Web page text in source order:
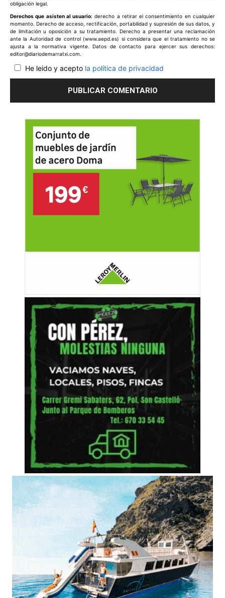
obligación legal.
Derechos que asisten al usuario: derecho a retirar el consentimiento en cualquier
momento. Derecho de acceso, rectificación, portabilidad y supresión de sus datos, y
de limitación u oposición a su tratamiento. Derecho a presentar una reclamación
ante la Autoridad de control (www.aepd.es) si considera que el tratamiento no se
ajusta a la normativa vigente. Datos de contacto para ejercer sus derechos:
editor@diariodemarratxi.com.
He leido y acepto la política de privacidad